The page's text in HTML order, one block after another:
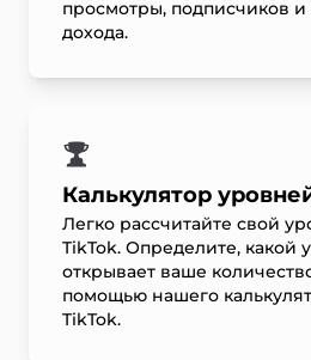
просмотры, подписчиков
дохода.
Калькулятор
Легко рассчитайте свой
TikTok. Определите, какой
открывает ваше
помощью нашего
TikTok.